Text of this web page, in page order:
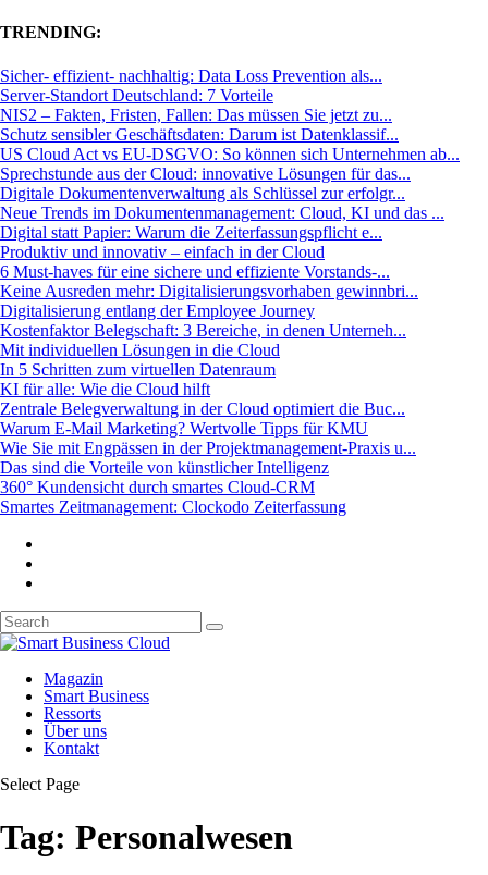
TRENDING:
Sicher- effizient- nachhaltig: Data Loss Prevention als...
Server-Standort Deutschland: 7 Vorteile
NIS2 – Fakten, Fristen, Fallen: Das müssen Sie jetzt zu...
Schutz sensibler Geschäftsdaten: Darum ist Datenklassif...
US Cloud Act vs EU-DSGVO: So können sich Unternehmen ab...
Sprechstunde aus der Cloud: innovative Lösungen für das...
Digitale Dokumentenverwaltung als Schlüssel zur erfolgr...
Neue Trends im Dokumentenmanagement: Cloud, KI und das ...
Digital statt Papier: Warum die Zeiterfassungspflicht e...
Produktiv und innovativ – einfach in der Cloud
6 Must-haves für eine sichere und effiziente Vorstands-...
Keine Ausreden mehr: Digitalisierungsvorhaben gewinnbri...
Digitalisierung entlang der Employee Journey
Kostenfaktor Belegschaft: 3 Bereiche, in denen Unterneh...
Mit individuellen Lösungen in die Cloud
In 5 Schritten zum virtuellen Datenraum
KI für alle: Wie die Cloud hilft
Zentrale Belegverwaltung in der Cloud optimiert die Buc...
Warum E-Mail Marketing? Wertvolle Tipps für KMU
Wie Sie mit Engpässen in der Projektmanagement-Praxis u...
Das sind die Vorteile von künstlicher Intelligenz
360° Kundensicht durch smartes Cloud-CRM
Smartes Zeitmanagement: Clockodo Zeiterfassung
Magazin
Smart Business
Ressorts
Über uns
Kontakt
Select Page
Tag: Personalwesen